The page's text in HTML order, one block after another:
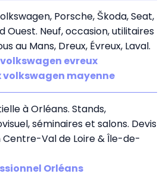
Porsche, Škoda, Seat,
Ouest. Neuf, occasion, utilitaires
au Mans, Dreux, Évreux, Laval.
evreux
mayenne
à Orléans. Stands,
séminaires et salons. Devis
Val de Loire & Île-de-
Orléans